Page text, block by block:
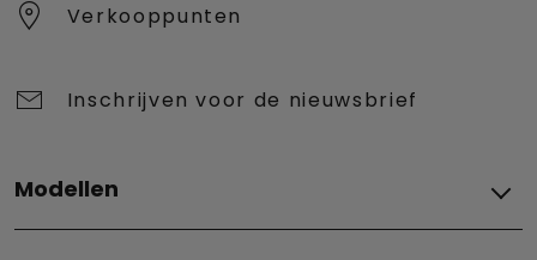
Verkooppunten
Inschrijven voor de nieuwsbrief
Modellen